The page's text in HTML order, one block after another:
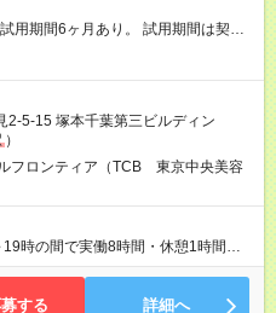
用期間6ヶ月あり。 試用期間は契約
なります。 ＜試用期間終了後＞ 月給
均8万円）+残業代等 ＝平均月収36
制度で毎年月給が上がっていくので
用期間】試用期間あ
※ 雇用形態と給与に、本採用時と異
形態：新卒採用（契約社員） 給与：
2-5-15 塚本千葉第三ビルディン
）
フロンティア（TCB 東京中央美容
時の間で実働8時間・休憩1時間
平均3.2時間のため、ほぼ毎日定時で
する 詳細へ